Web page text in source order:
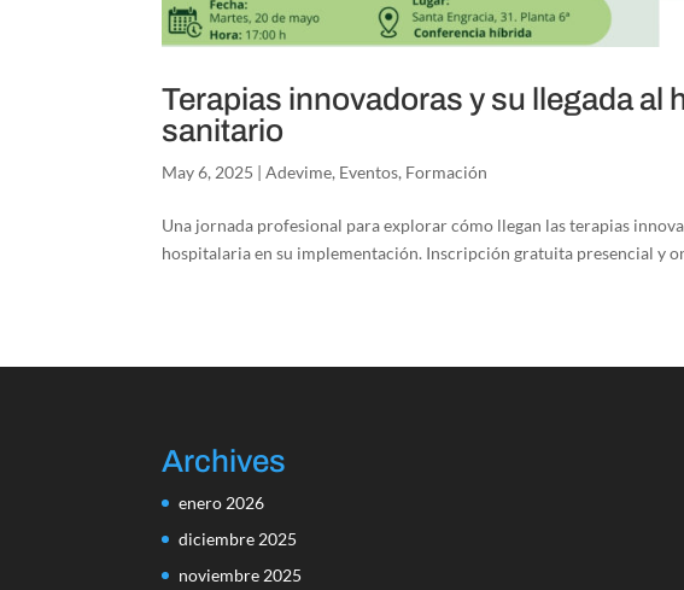
Terapias innovadoras y su llegada al
sanitario
May 6, 2025 |Adevime, Eventos, Formación
Una jornada profesional para explorar cómo llegan las terapias
hospitalaria en su implementación. Inscripción gratuita presencial y
Archives
enero 2026
diciembre 2025
noviembre 2025